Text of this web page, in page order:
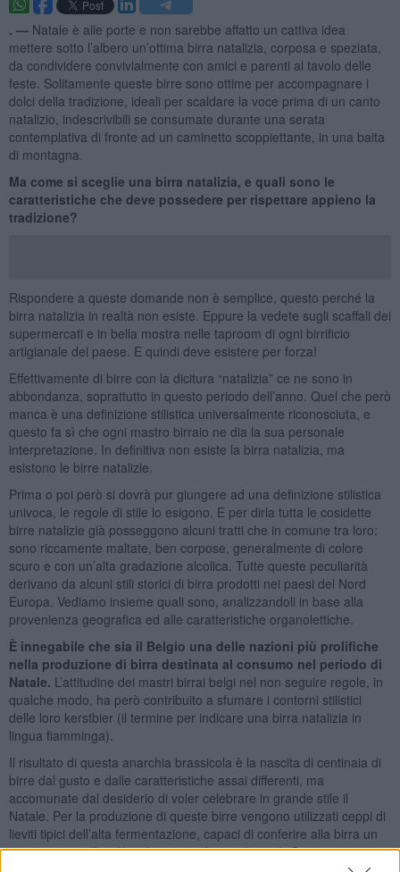
. — Natale è alle porte e non sarebbe affatto un cattiva idea
mettere sotto l’albero un’ottima birra natalizia, corposa e speziata,
da condividere convivialmente con amici e parenti al tavolo delle
feste. Solitamente queste birre sono ottime per accompagnare i
dolci della tradizione, ideali per scaldare la voce prima di un canto
natalizio, indescrivibili se consumate durante una serata
contemplativa di fronte ad un caminetto scoppiettante, in una baita
di montagna.
Ma come si sceglie una birra natalizia, e quali sono le
caratteristiche che deve possedere per rispettare appieno la
tradizione?
Rispondere a queste domande non è semplice, questo perché la
birra natalizia in realtà non esiste. Eppure la vedete sugli scaffali dei
supermercati e in bella mostra nelle taproom di ogni birrificio
artigianale del paese. E quindi deve esistere per forza!
Effettivamente di birre con la dicitura “natalizia” ce ne sono in
abbondanza, soprattutto in questo periodo dell’anno. Quel che però
manca è una definizione stilistica universalmente riconosciuta, e
questo fa sì che ogni mastro birraio ne dia la sua personale
interpretazione. In definitiva non esiste la birra natalizia, ma
esistono le birre natalizie.
Prima o poi però si dovrà pur giungere ad una definizione stilistica
univoca, le regole di stile lo esigono. E per dirla tutta le cosidette
birre natalizie già posseggono alcuni tratti che in comune tra loro:
sono riccamente maltate, ben corpose, generalmente di colore
scuro e con un’alta gradazione alcolica. Tutte queste peculiarità
derivano da alcuni stili storici di birra prodotti nei paesi del Nord
Europa. Vediamo insieme quali sono, analizzandoli in base alla
provenienza geografica ed alle caratteristiche organolettiche.
È innegabile che sia il Belgio una delle nazioni più prolifiche
nella produzione di birra destinata al consumo nel periodo di
Natale. L’attitudine dei mastri birrai belgi nel non seguire regole, in
qualche modo, ha però contribuito a sfumare i contorni stilistici
delle loro kerstbier (il termine per indicare una birra natalizia in
lingua fiamminga).
Il risultato di questa anarchia brassicola è la nascita di centinaia di
birre dal gusto e dalle caratteristiche assai differenti, ma
accomunate dal desiderio di voler celebrare in grande stile il
Natale. Per la produzione di queste birre vengono utilizzati ceppi di
lieviti tipici dell’alta fermentazione, capaci di conferire alla birra un
tono speziato (fenoli) e dei sentori fruttati (esteri). Spesso vengono